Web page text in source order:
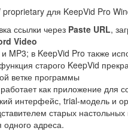
proprietary для KeepVid Pro
ссылки через Paste URL,
Video
MP3; в KeepVid Pro также
старого KeepVid
ветке программы
как приложение для
интерфейс, trial-модель и
старых
одного адреса.